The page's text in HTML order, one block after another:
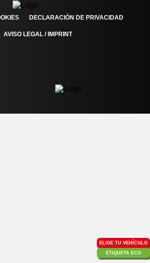
DECLARACIÓN DE PRIVACIDAD
AVISO LEGAL / IMPRINT
ELIGE TU VEHÍCULO
ETIQUETA ECO